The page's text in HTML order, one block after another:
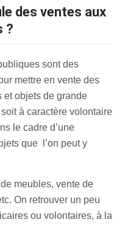
?
sont des
mettre en vente des
et objets de grande
à caractère volontaire
le cadre d’une
que l’on peut y
de meubles, vente de
On retrouver un peu
ou volontaires, à la